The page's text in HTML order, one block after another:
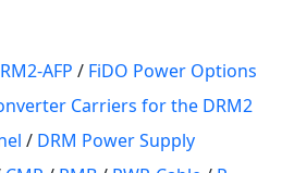
AFP / FiDO Power Options
Carriers for the DRM2
/ DRM Power Supply